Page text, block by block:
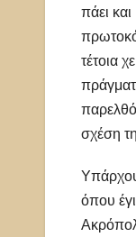
πάει
τέτοια
σχέση
όπου